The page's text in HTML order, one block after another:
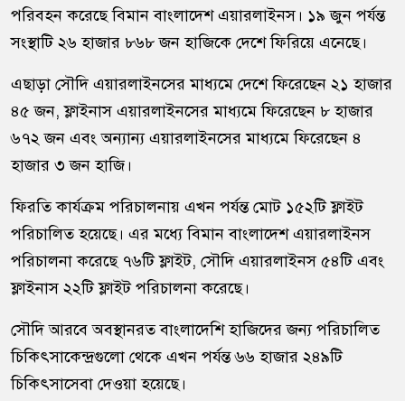
পরিবহন করেছে বিমান বাংলাদেশ এয়ারলাইনস। ১৯ জুন পর্যন্ত
সংস্থাটি ২৬ হাজার ৮৬৮ জন হাজিকে দেশে ফিরিয়ে এনেছে।
এছাড়া সৌদি এয়ারলাইনসের মাধ্যমে দেশে ফিরেছেন ২১ হাজার
৪৫ জন, ফ্লাইনাস এয়ারলাইনসের মাধ্যমে ফিরেছেন ৮ হাজার
৬৭২ জন এবং অন্যান্য এয়ারলাইনসের মাধ্যমে ফিরেছেন ৪
হাজার ৩ জন হাজি।
ফিরতি কার্যক্রম পরিচালনায় এখন পর্যন্ত মোট ১৫২টি ফ্লাইট
পরিচালিত হয়েছে। এর মধ্যে বিমান বাংলাদেশ এয়ারলাইনস
পরিচালনা করেছে ৭৬টি ফ্লাইট, সৌদি এয়ারলাইনস ৫৪টি এবং
ফ্লাইনাস ২২টি ফ্লাইট পরিচালনা করেছে।
সৌদি আরবে অবস্থানরত বাংলাদেশি হাজিদের জন্য পরিচালিত
চিকিৎসাকেন্দ্রগুলো থেকে এখন পর্যন্ত ৬৬ হাজার ২৪৯টি
চিকিৎসাসেবা দেওয়া হয়েছে।